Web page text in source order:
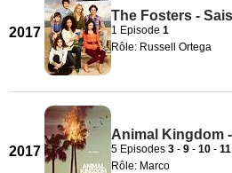
2017
The Fosters -
1 Episode 1
Rôle: Russell Ortega
2017
Animal Kingdom
5 Episodes 3 - 9 - 10 - 11
Rôle: Marco